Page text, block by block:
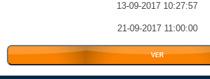
13-09-2017 10:27:57
21-09-2017 11:00:00
VER